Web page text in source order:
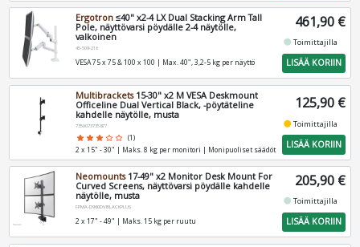
Ergotron ≤40" x2-4 LX Dual Stacking Arm Tall
Pole, näyttövarsi pöydälle 2-4 näytölle,
valkoinen
45-509-216
VESA 75 x 75 & 100 x 100 | Max. 40", 3,2-5 kg per näyttö
461,90 €
fiber_manual_recordToimittajilla
LISÄÄ KORIIN
Multibrackets15-30" x2 M VESA Deskmount
Officeline Dual Vertical Black, -pöytäteline
kahdelle näytölle, musta
7350073735877
star star star star_border star_border (1)
2 x 15" - 30" | Maks. 8 kg per monitori | Monipuoliset säädöt
125,90 €
fiber_manual_recordToimittajilla
LISÄÄ KORIIN
Neomounts17-49" x2 Monitor Desk Mount For
Curved Screens, näyttövarsi pöydälle kahdelle
näytölle, musta
FPMA-D960DVBLACKPLUS
2 x 17" - 49" | Maks. 15 kg per ruutu
205,90 €
fiber_manual_recordToimittajilla
LISÄÄ KORIIN